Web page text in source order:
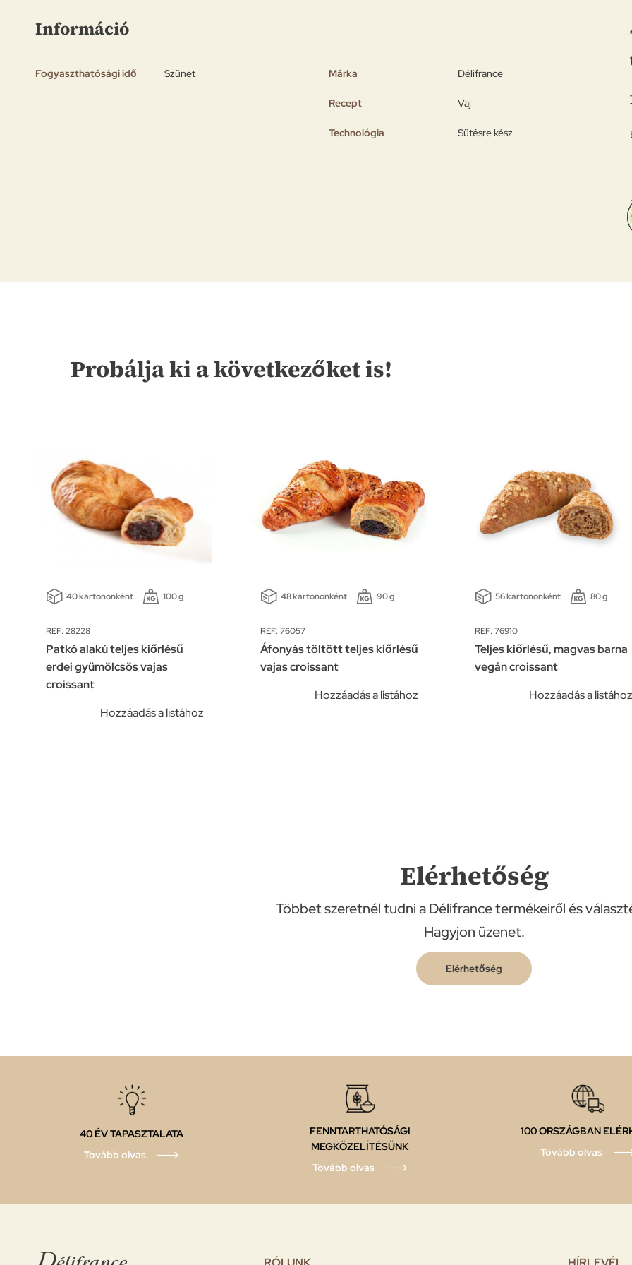
Információ
Fogyaszthatósági idő Szünet Márka Délifrance
Recept Vaj
Technológia Sütésre kész
Probálja ki a következőket is!
40 kartononként 100 g
REF: 28228
Patkó alakú teljes kiőrlésű
erdei gyümölcsös vajas
croissant
Hozzáadás a listához
48 kartononként 90 g
REF: 76057
Áfonyás töltött teljes kiőrlésű
vajas croissant
Hozzáadás a listához
56 kartononként 80 g
REF: 76910
Teljes kiőrlésű, magvas barna
vegán croissant
Hozzáadás a listához
Elérhetőség
Többet szeretnél tudni a Délifrance termékeiről és
Hagyjon üzenet.
Elérhetőség
40 ÉV TAPASZTALATA
Tovább olvas
FENNTARTHATÓSÁGI
MEGKÖZELÍTÉSÜNK
Tovább olvas
100 ORSZÁGBAN
Tovább olvas